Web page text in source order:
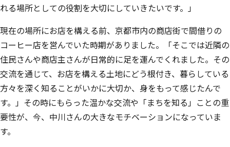
れる場所としての役割を大切にしていきたいです。」
現在の場所にお店を構える前、京都市内の商店街で間借りの
コーヒー店を営んでいた時期がありました。「そこでは近隣の
住民さんや商店主さんが日常的に足を運んでくれました。その
交流を通じて、お店を構える土地にどう根付き、暮らしている
方々を深く知ることがいかに大切か、身をもって感じたんで
す。」その時にもらった温かな交流や「まちを知る」ことの重
要性が、今、中川さんの大きなモチベーションになっていま
す。